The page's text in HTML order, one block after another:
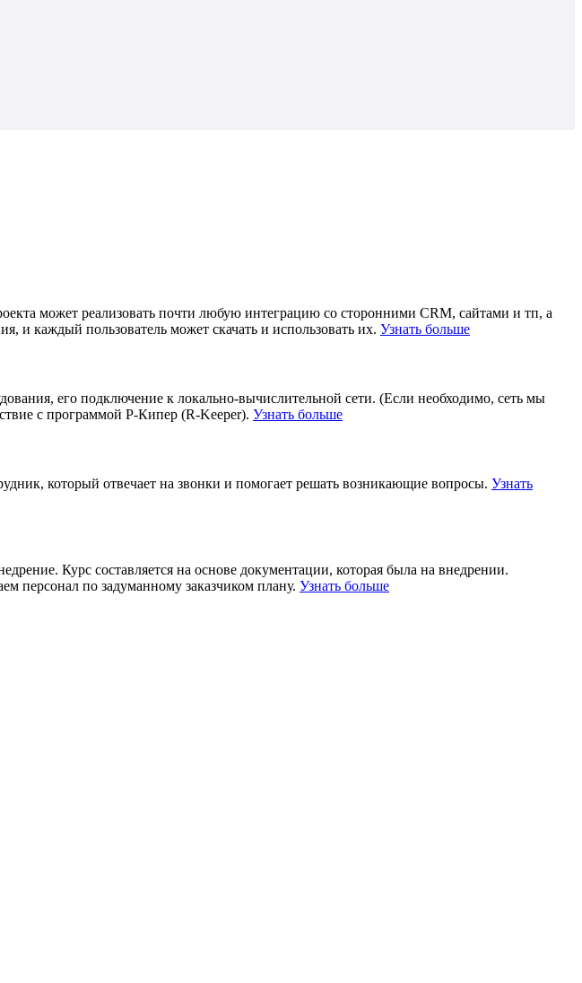
может реализовать почти любую интеграцию со сторонними CRM, сайтами и тп, а
и каждый пользователь может скачать и использовать их. Узнать больше
его подключение к локально-вычислительной сети. (Если необходимо, сеть мы
с программой Р-Кипер (R-Keeper). Узнать больше
который отвечает на звонки и помогает решать возникающие вопросы. Узнать
Курс составляется на основе документации, которая была на внедрении.
персонал по задуманному заказчиком плану. Узнать больше